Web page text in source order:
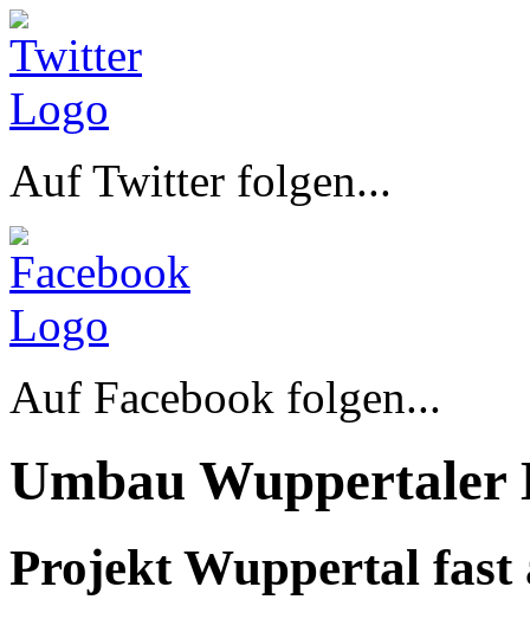
Auf Twitter folgen...
Auf Facebook folgen...
Umbau Wuppertaler
Projekt Wuppertal fast